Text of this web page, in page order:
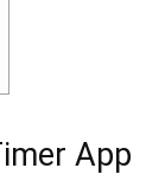
App